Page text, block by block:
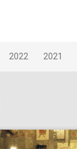
2022 2021